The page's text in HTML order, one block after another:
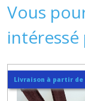
Vous
intéressé